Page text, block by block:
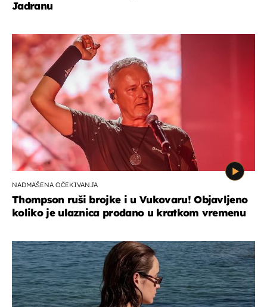
Jadranu
NADMAŠENA OČEKIVANJA
Thompson ruši brojke i u Vukovaru! Objavljeno
koliko je ulaznica prodano u kratkom vremenu